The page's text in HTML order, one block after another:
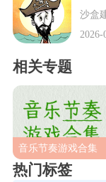
沙盒
2026-
相关专题
音乐节奏游戏合集
热门标签